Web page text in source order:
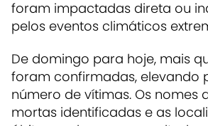
foram impactadas direta ou
pelos eventos climáticos
De domingo para hoje, mais
foram confirmadas, elevando
número de vítimas. Os nomes
mortas identificadas e as